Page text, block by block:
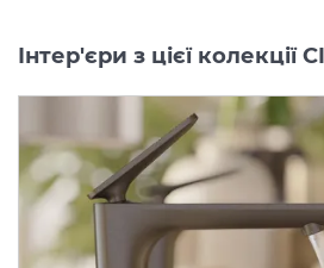
Інтер'єри з цієї колекції